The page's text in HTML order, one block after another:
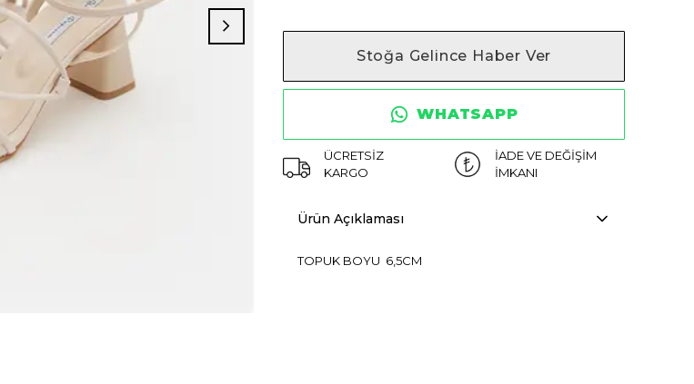
Stoğa Gelince Haber Ver
WHATSAPP
ÜCRETSİZ
KARGO
İADE VE DEĞİŞİM
İMKANI
Ürün Açıklaması
TOPUK BOYU 6,5CM